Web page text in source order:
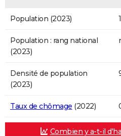
Population (2023)
Population : rang national
(2023)
Densité de population
(2023)
Taux de chômage (2022)
Combien y a-t-il